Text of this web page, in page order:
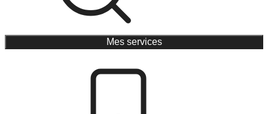
Mes services